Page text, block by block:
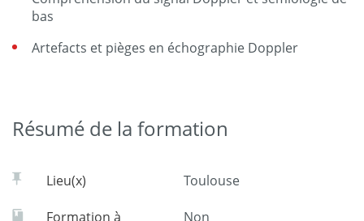
bas
Artefacts et pièges en échographie Doppler
Résumé de la formation
Lieu(x) Toulouse
Formation à
Non